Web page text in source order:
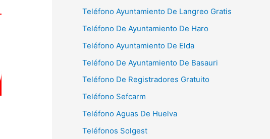
Teléfono Ayuntamiento De Langreo Gratis
Teléfono De Ayuntamiento De Haro
Teléfono Ayuntamiento De Elda
Teléfono De Ayuntamiento De Basauri
Teléfono De Registradores Gratuito
Teléfono Sefcarm
Teléfono Aguas De Huelva
Teléfonos Solgest